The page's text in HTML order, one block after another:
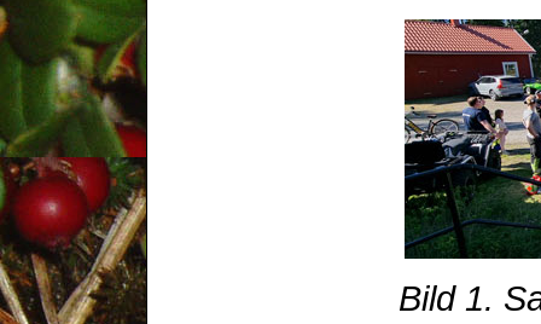
Bild 1.